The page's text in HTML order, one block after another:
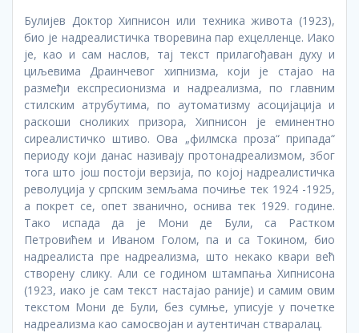
Булијев Доктор Хипнисон или техника живота (1923),
био је надреалистичка творевина пар еxцелленце. Иако
је, као и сам наслов, тај текст прилагођаван духу и
циљевима Драинчевог хипнизма, који је стајао на
размеђи експресионизма и надреализма, по главним
стилским атрубутима, по аутоматизму асоцијација и
раскоши сноликих призора, Хипнисон је еминентно
сиреалистичко штиво. Ова „филмска проза“ припада“
периоду који данас називају протонадреализмом, због
тога што још постоји верзија, по којој надреалистичка
револуција у српским земљама почиње тек 1924 -1925,
а покрет се, опет званично, оснива тек 1929. године.
Тако испада да је Мони де Були, са Растком
Петровићем и Иваном Голом, па и са Токином, био
надреалиста пре надреализма, што некако квари већ
створену слику. Али се годином штампања Хипнисона
(1923, иако је сам текст настајао раније) и самим овим
текстом Мони де Були, без сумње, уписује у почетке
надреализма као самосвојан и аутентичан стваралац.